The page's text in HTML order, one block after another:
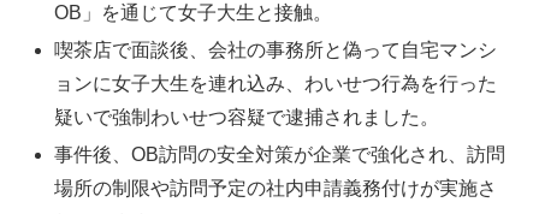
OB」を通じて女子大生と接触。
喫茶店で面談後、会社の事務所と偽って自宅マンシ
ョンに女子大生を連れ込み、わいせつ行為を行った
疑いで強制わいせつ容疑で逮捕されました。
事件後、OB訪問の安全対策が企業で強化され、訪問
場所の制限や訪問予定の社内申請義務付けが実施さ